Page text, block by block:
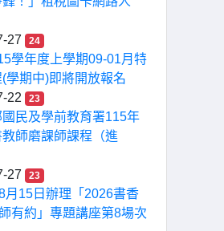
27
24
學年度上學期09-01月特
學期中)即將開放報名
22
23
民及學前教育署115年
教師磨課師課程（進
27
23
月15日辦理「2026書香
有約」專題講座第8場次